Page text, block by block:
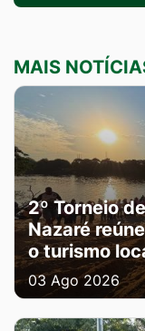
MAIS
2º Torneio
Nazaré
o turismo
03 Ago 2026